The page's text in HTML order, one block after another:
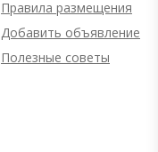
Правила размещения
Добавить объявление
Полезные советы